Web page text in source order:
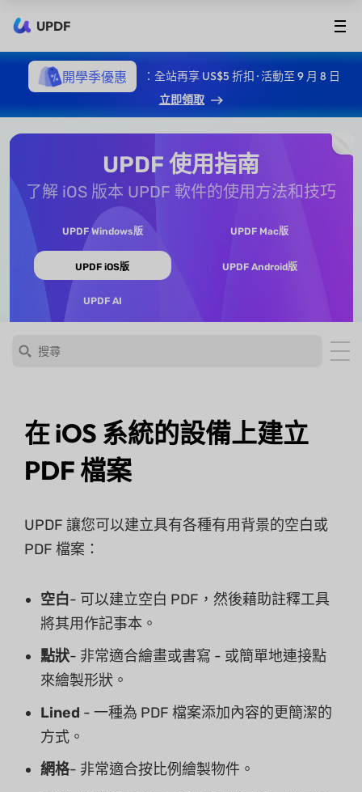
UPDF
開學季優惠
：全站再享 US$5 折扣 · 活動至 9 月 8 日
立即領取
UPDF 使用指南
了解 iOS 版本 UPDF 軟件的使用方法和技巧
UPDF Windows版 UPDF Mac版
UPDF iOS版 UPDF Android版
UPDF AI
在 iOS 系統的設備上建立
PDF 檔案
UPDF 讓您可以建立具有各種有用背景的空白或
PDF 檔案：
空白- 可以建立空白 PDF，然後藉助註釋工具
將其用作記事本。
點狀- 非常適合繪畫或書寫 - 或簡單地連接點
來繪製形狀。
Lined - 一種為 PDF 檔案添加內容的更簡潔的
方式。
網格- 非常適合按比例繪製物件。